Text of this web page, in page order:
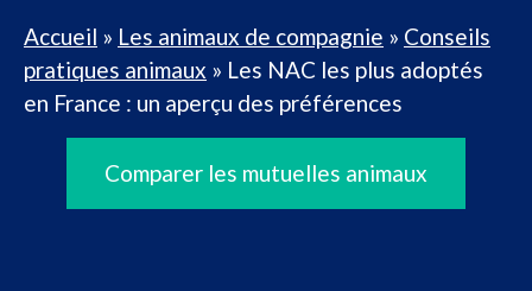
Accueil » Les animaux de compagnie » Conseils
pratiques animaux » Les NAC les plus adoptés
en France : un aperçu des préférences
Comparer les mutuelles animaux